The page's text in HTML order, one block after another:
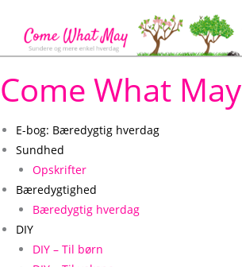
indholdet
Come What May
E-bog: Bæredygtig hverdag
Sundhed
Opskrifter
Bæredygtighed
Bæredygtig hverdag
DIY
DIY – Til børn